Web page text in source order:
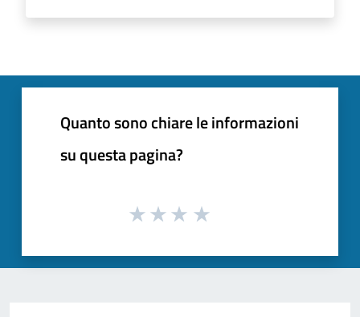
Quanto sono chiare le informazioni
su questa pagina?